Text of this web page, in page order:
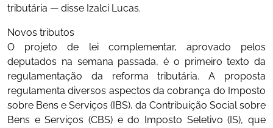
tributária — disse Izalci Lucas.
Novos tributos
O projeto de lei complementar, aprovado pelos
deputados na semana passada, é o primeiro texto da
regulamentação da reforma tributária. A proposta
regulamenta diversos aspectos da cobrança do Imposto
sobre Bens e Serviços (IBS), da Contribuição Social sobre
Bens e Serviços (CBS) e do Imposto Seletivo (IS), que